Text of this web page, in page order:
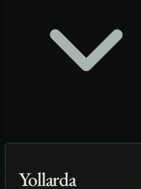
Yollarda